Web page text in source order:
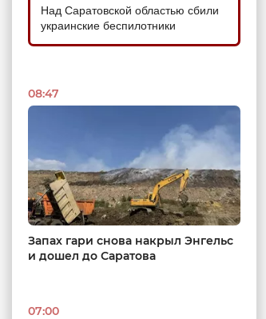
Над Саратовской областью сбили
украинские беспилотники
08:47
Запах гари снова накрыл Энгельс
и дошел до Саратова
07:00